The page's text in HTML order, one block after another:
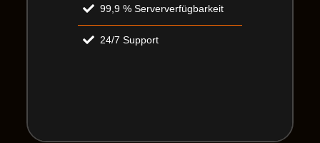
99,9 % Serververfügbarkeit
24/7 Support